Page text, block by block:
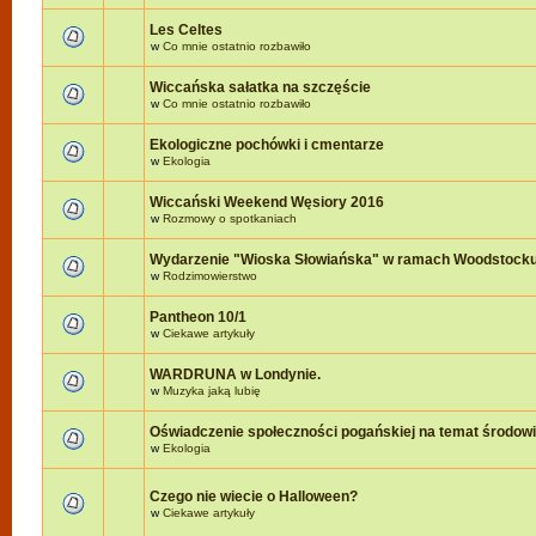
Les Celtes
wCo mnie ostatnio rozbawiło
Wiccańska sałatka na szczęście
wCo mnie ostatnio rozbawiło
Ekologiczne pochówki i cmentarze
wEkologia
Wiccański Weekend Węsiory 2016
wRozmowy o spotkaniach
Wydarzenie "Wioska Słowiańska" w ramach
wRodzimowierstwo
Pantheon 10/1
wCiekawe artykuły
WARDRUNA w Londynie.
wMuzyka jaką lubię
Oświadczenie społeczności pogańskiej na temat
wEkologia
Czego nie wiecie o Halloween?
wCiekawe artykuły